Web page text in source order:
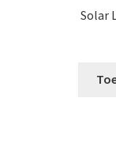
Solar